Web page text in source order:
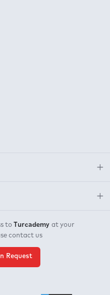
to Turcademy at your
contact us
Request